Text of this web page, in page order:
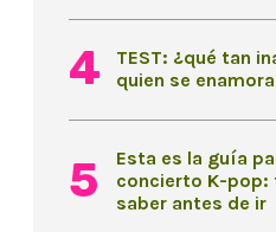
TEST: ¿qué tan
quien se
Esta es la guía
concierto K-pop:
saber antes de ir